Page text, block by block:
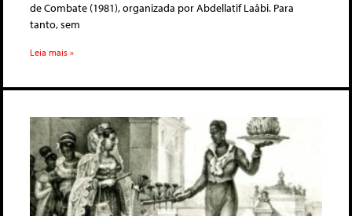
de Combate (1981), organizada por Abdellatif Laâbi. Para
tanto, sem
Leia mais »